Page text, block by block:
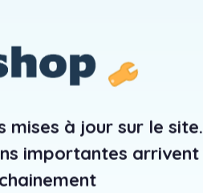
mises à jour sur le site.
importantes arrivent